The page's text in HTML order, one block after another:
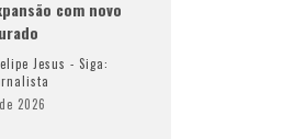
com novo
Jesus - Siga:
2026